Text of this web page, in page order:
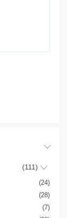
(111)
(24)
(28)
(7)